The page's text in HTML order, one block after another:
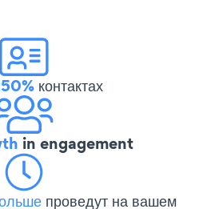
контактах
in engagement
проведут на вашем